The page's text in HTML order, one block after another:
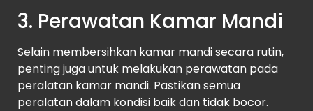
3. Perawatan Kamar Mandi
Selain membersihkan kamar mandi secara rutin,
penting juga untuk melakukan perawatan pada
peralatan kamar mandi. Pastikan semua
peralatan dalam kondisi baik dan tidak bocor.